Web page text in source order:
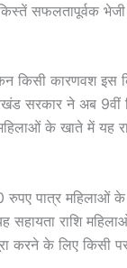
सफलतापूर्वक
किसी कारणवश
सरकार ने अब
के खाते में यह
पात्र महिलाओं
राशि
करने के लिए किसी पर